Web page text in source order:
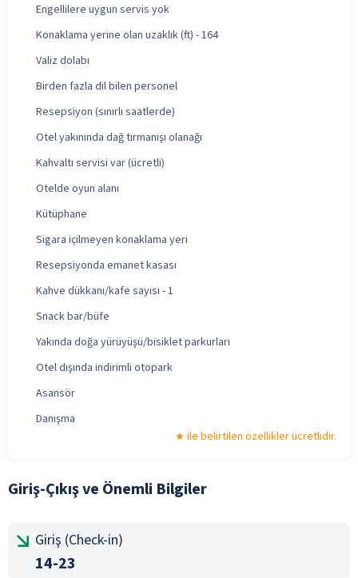
Engellilere uygun servis yok
Konaklama yerine olan uzaklık (ft) - 164
Valiz dolabı
Birden fazla dil bilen personel
Resepsiyon (sınırlı saatlerde)
Otel yakınında dağ tırmanışı olanağı
Kahvaltı servisi var (ücretli)
Otelde oyun alanı
Kütüphane
Sigara içilmeyen konaklama yeri
Resepsiyonda emanet kasası
Kahve dükkanı/kafe sayısı - 1
Snack bar/büfe
Yakında doğa yürüyüşü/bisiklet parkurları
Otel dışında indirimli otopark
Asansör
Danışma
ile belirtilen özellikler ücretlidir.
Giriş-Çıkış ve Önemli Bilgiler
Giriş (Check-in)
14-23